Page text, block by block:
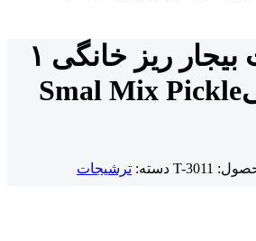
ترشی هفت بیجار ریز خانگی ۱
Smal Mix Pickle
T-3011 دسته: ترشیجات